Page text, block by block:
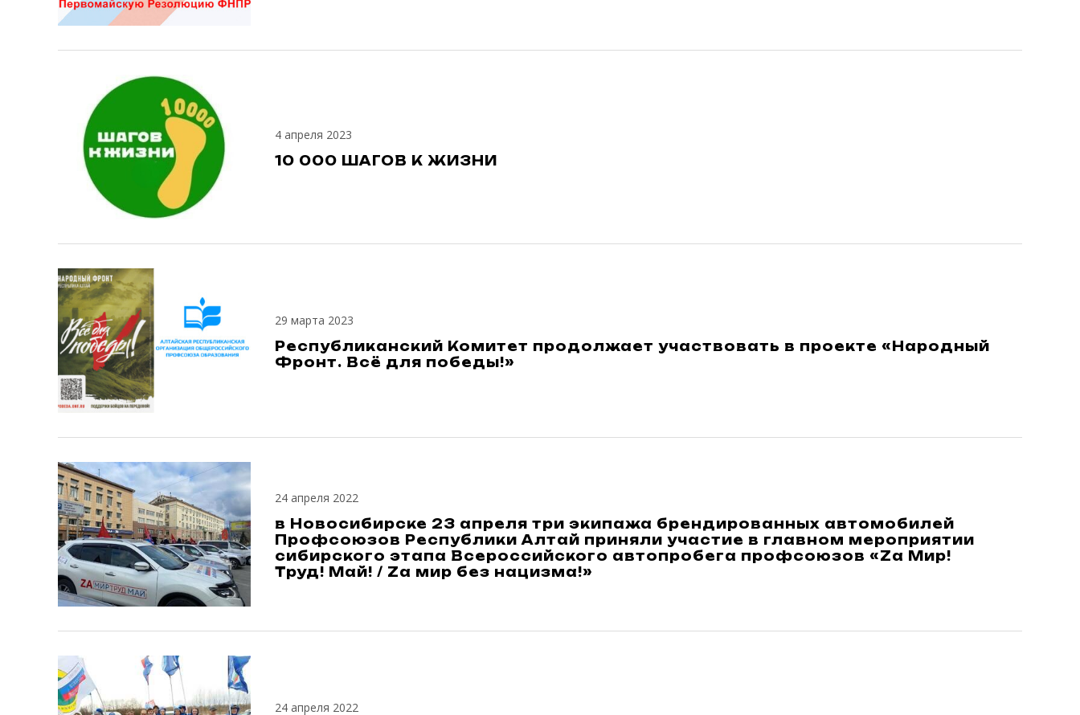
4 апреля 2023
10 000 ШАГОВ К ЖИЗНИ
29 марта 2023
Республиканский Комитет продолжает участвовать в проекте «Народный
Фронт. Всё для победы!»
24 апреля 2022
в Новосибирске 23 апреля три экипажа брендированных автомобилей
Профсоюзов Республики Алтай приняли участие в главном мероприятии
сибирского этапа Всероссийского автопробега профсоюзов «Za Мир!
Труд! Май! / Zа мир без нацизма!»
24 апреля 2022